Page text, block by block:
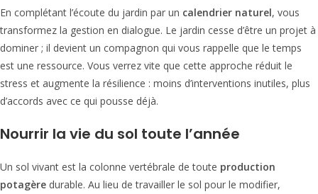
En complétant l’écoute du jardin par un calendrier naturel, vous
transformez la gestion en dialogue. Le jardin cesse d’être un projet à
dominer ; il devient un compagnon qui vous rappelle que le temps
est une ressource. Vous verrez vite que cette approche réduit le
stress et augmente la résilience : moins d’interventions inutiles, plus
d’accords avec ce qui pousse déjà.
Nourrir la vie du sol toute l’année
Un sol vivant est la colonne vertébrale de toute production
potagère durable. Au lieu de travailler le sol pour le modifier,